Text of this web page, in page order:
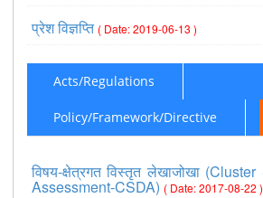
प्रेश विज्ञप्ति ( Date: 2019-06-13 )
Acts/Regulations
Policy/Framework/Directive
विषय-क्षेत्रगत विस्तृत लेखाजोखा
Assessment-CSDA) ( Date: 2017-08-22 )